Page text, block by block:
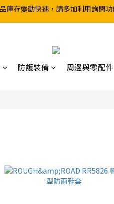
超取滿199、宅配滿490 享免運優惠
防護裝備 周邊與零配件